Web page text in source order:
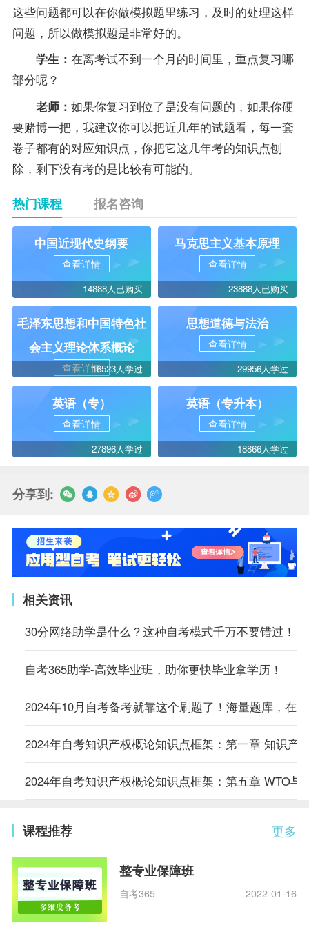
这些问题都可以在你做模拟题里练习，及时的处理这样
问题，所以做模拟题是非常好的。
学生： 在离考试不到一个月的时间里，重点复习哪
部分呢？
老师： 如果你复习到位了是没有问题的，如果你硬
要赌博一把，我建议你可以把近几年的试题看，每一套
卷子都有的对应知识点，你把它这几年考的知识点刨
除，剩下没有考的是比较有可能的。
热门课程 报名咨询
中国近现代史纲要
查看详情
14888人已购买
马克思主义基本原理
查看详情
23888人已购买
毛泽东思想和中国特色社
会主义理论体系概论
查看详情16523人学过
思想道德与法治
查看详情
29956人学过
英语（专）
查看详情
27896人学过
英语（专升本）
查看详情
18866人学过
分享到:
相关资讯
30分网络助学是什么？这种自考模式千万不要错过！
自考365助学-高效毕业班，助你更快毕业拿学历！
2024年10月自考备考就靠这个刷题了！海量题库，在
2024年自考知识产权概论知识点框架：第一章 知识产
2024年自考知识产权概论知识点框架：第五章 WTO与
更多
课程推荐
整专业保障班
自考365 2022-01-16